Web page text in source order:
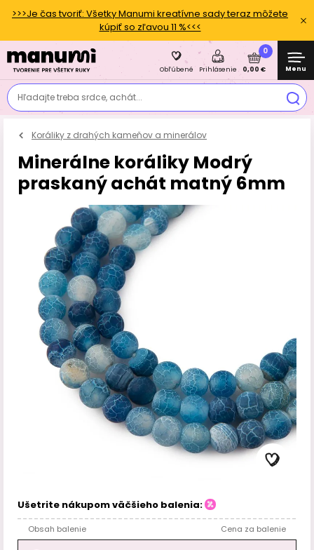
>>>Je čas tvoriť: Všetky Manumi kreatívne sady teraz môžete
kúpiť so zľavou 11 %<<<
Hľadajte treba srdce, achát...
Obľúbené Prihlásenie
0
0,00 € Menu
Koráliky z drahých kameňov a minerálov
Minerálne koráliky Modrý
praskaný achát matný 6mm
Ušetrite nákupom väčšieho balenia:
Obsah balenie Cena za balenie